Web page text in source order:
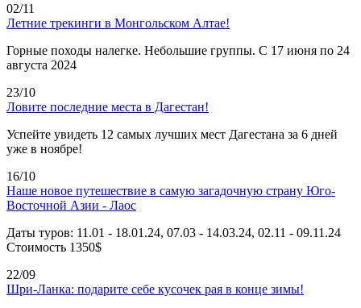
02/11
Летние трекинги в Монгольском Алтае!
Горные походы налегке. Небольшие группы. С 17 июня по 24
августа 2024
23/10
Ловите последние места в Дагестан!
Успейте увидеть 12 самых лучших мест Дагестана за 6 дней
уже в ноябре!
16/10
Наше новое путешествие в самую загадочную страну Юго-
Восточной Азии - Лаос
Даты туров: 11.01 - 18.01.24, 07.03 - 14.03.24, 02.11 - 09.11.24
Стоимость 1350$
22/09
Шри-Ланка: подарите себе кусочек рая в конце зимы!